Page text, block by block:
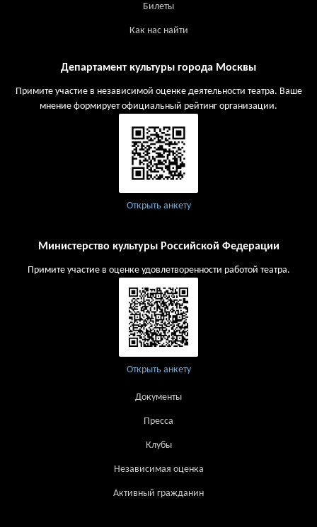
Билеты
Как нас найти
Департамент культуры города Москвы
Примите участие в независимой оценке деятельности театра. Ваше
мнение формирует официальный рейтинг организации.
Открыть анкету
Министерство культуры Российской Федерации
Примите участие в оценке удовлетворенности работой театра.
Открыть анкету
Документы
Пресса
Клубы
Независимая оценка
Активный гражданин